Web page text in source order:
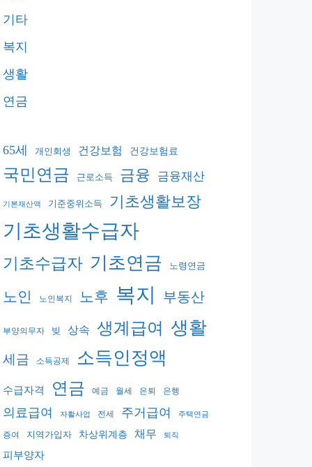
기타
복지
생활
연금
65세 개인회생 건강보험 건강보험료
국민연금 근로소득 금융 금융재산
기본재산액 기준중위소득 기초생활보장
기초생활수급자
기초수급자 기초연금 노령연금
노인 노인복지 노후 복지 부동산
부양의무자 빚 상속 생계급여 생활
세금 소득공제 소득인정액
수급자격 연금 예금 월세 은퇴 은행
의료급여 자활사업 전세 주거급여 주택연금
증여 지역가입자 차상위계층 채무 퇴직
피부양자